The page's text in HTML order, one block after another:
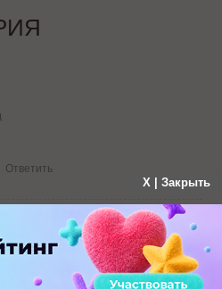
Ответить
вкус мяса. Клик уже
X | Закрыть